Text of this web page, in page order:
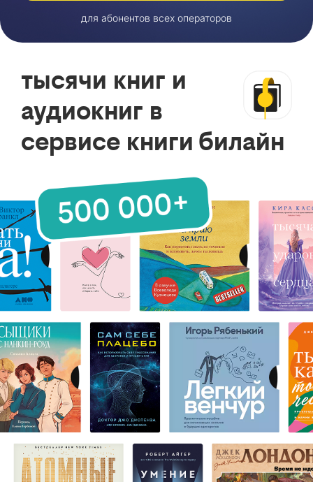
для абонентов всех операторов
тысячи книг и
аудиокниг в
сервисе книги билайн